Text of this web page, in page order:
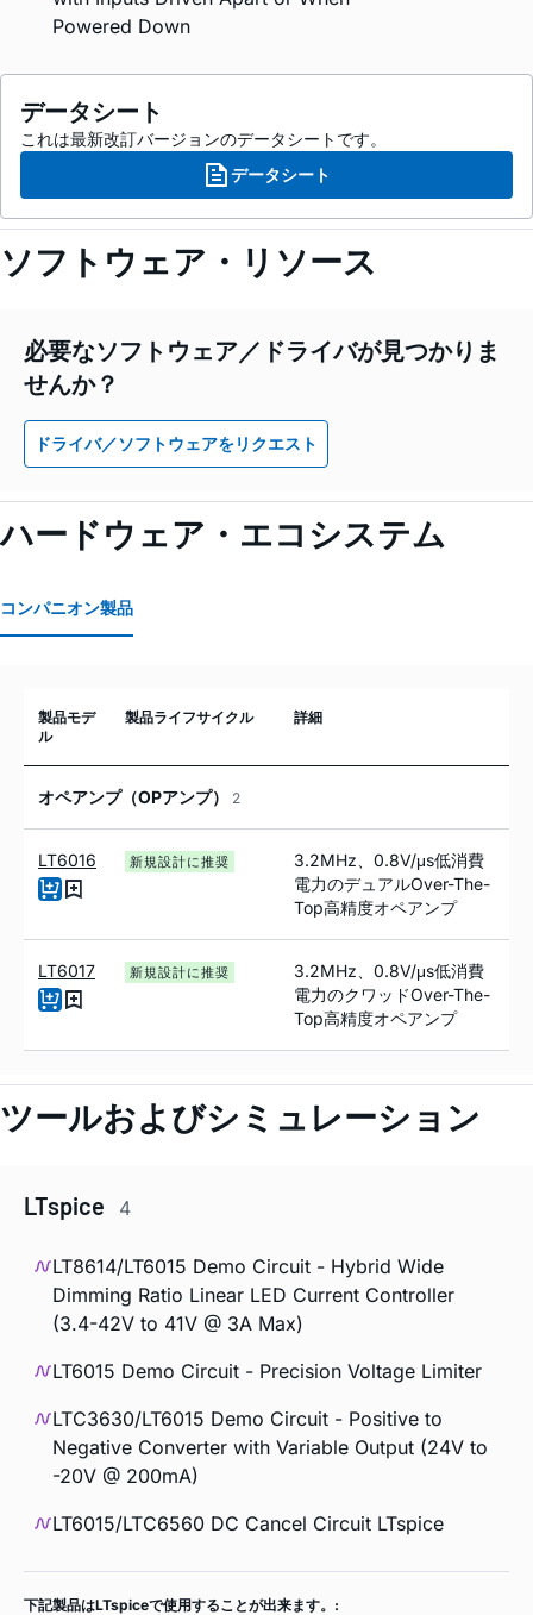
Powered Down
データシート
これは最新改訂バージョンのデータシートです。
データシート
ソフトウェア・リソース
必要なソフトウェア／ドライバが見つかりま
せんか？
ドライバ／ソフトウェアをリクエスト
ハードウェア・エコシステム
コンパニオン製品
製品モデ
ル
製品ライフサイクル 詳細
オペアンプ（OPアンプ） 2
LT6016 新規設計に推奨
3.2MHz、0.8V/μs低消費
電力のデュアルOver-The-
Top高精度オペアンプ
LT6017 新規設計に推奨
3.2MHz、0.8V/μs低消費
電力のクワッドOver-The-
Top高精度オペアンプ
ツールおよびシミュレーション
LTspice 4
LT8614/LT6015 Demo Circuit - Hybrid Wide
Dimming Ratio Linear LED Current Controller
(3.4-42V to 41V @ 3A Max)
LT6015 Demo Circuit - Precision Voltage Limiter
LTC3630/LT6015 Demo Circuit - Positive to
Negative Converter with Variable Output (24V to
-20V @ 200mA)
LT6015/LTC6560 DC Cancel Circuit LTspice
下記製品はLTspiceで使用することが出来ます。: